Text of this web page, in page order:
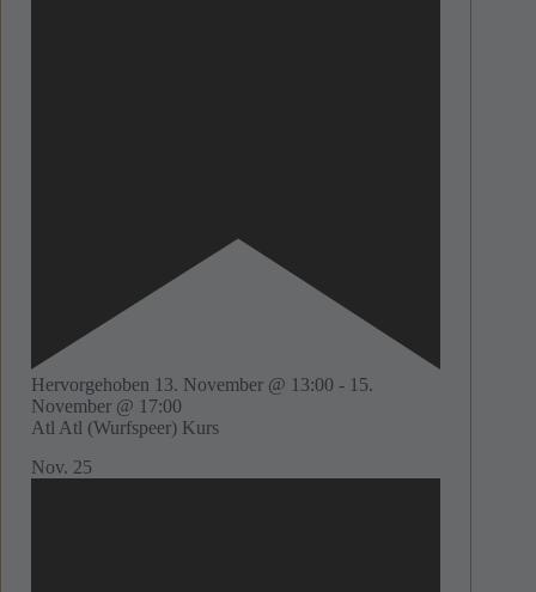
Hervorgehoben 13. November @ 13:00 - 15.
November @ 17:00
Atl Atl (Wurfspeer) Kurs
Nov. 25